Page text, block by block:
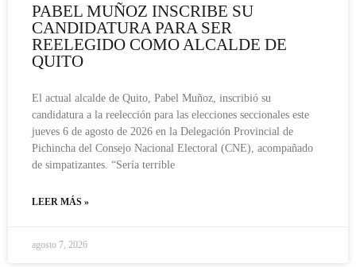
PABEL MUÑOZ INSCRIBE SU
CANDIDATURA PARA SER
REELEGIDO COMO ALCALDE DE
QUITO
El actual alcalde de Quito, Pabel Muñoz, inscribió su
candidatura a la reelección para las elecciones seccionales este
jueves 6 de agosto de 2026 en la Delegación Provincial de
Pichincha del Consejo Nacional Electoral (CNE), acompañado
de simpatizantes. “Sería terrible
LEER MÁS »
agosto 7, 2026